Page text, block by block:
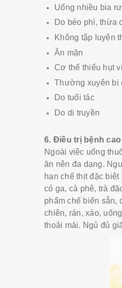
Uống nhiều bia
Do béo phì, thừa
Không tập luyện
Ăn mặn
Cơ thể thiếu hụt
Thường xuyên bị
Do tuổi tác
Do di truyền
6. Điều trị bệnh
Ngoài việc uống
ăn nên đa dạng.
hạn chế thịt đặc
có ga, cà phê, trà
phẩm chế biến sẵn,
chiên, rán, xào,
thoải mái. Ngủ đủ